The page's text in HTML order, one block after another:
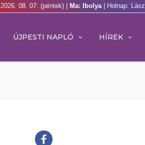
2026. 08. 07. (péntek) | Ma: Ibolya | Holnap:
ÚJPESTI NAPLÓ HÍREK